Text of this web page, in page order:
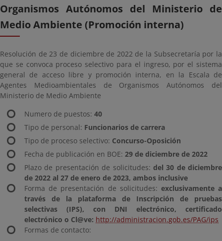
Organismos Autónomos del Ministerio de
Medio Ambiente (Promoción interna)
Resolución de 23 de diciembre de 2022 de la Subsecretaría por la
que se convoca proceso selectivo para el ingreso, por el sistema
general de acceso libre y promoción interna, en la Escala de
Agentes Medioambientales de Organismos Autónomos del
Ministerio de Medio Ambiente
Numero de puestos: 40
Tipo de personal: Funcionarios de carrera
Tipo de proceso selectivo: Concurso-Oposición
Fecha de publicación en BOE: 29 de diciembre de 2022
Plazo de presentación de solicitudes: del 30 de diciembre
de 2022 al 27 de enero de 2023, ambos inclusive
Forma de presentación de solicitudes: exclusivamente a
través de la plataforma de Inscripción de pruebas
selectivas (IPS), con DNI electrónico, certificado
electrónico o Cl@ve: http://administracion.gob.es/PAG/ips
Formas de contacto: